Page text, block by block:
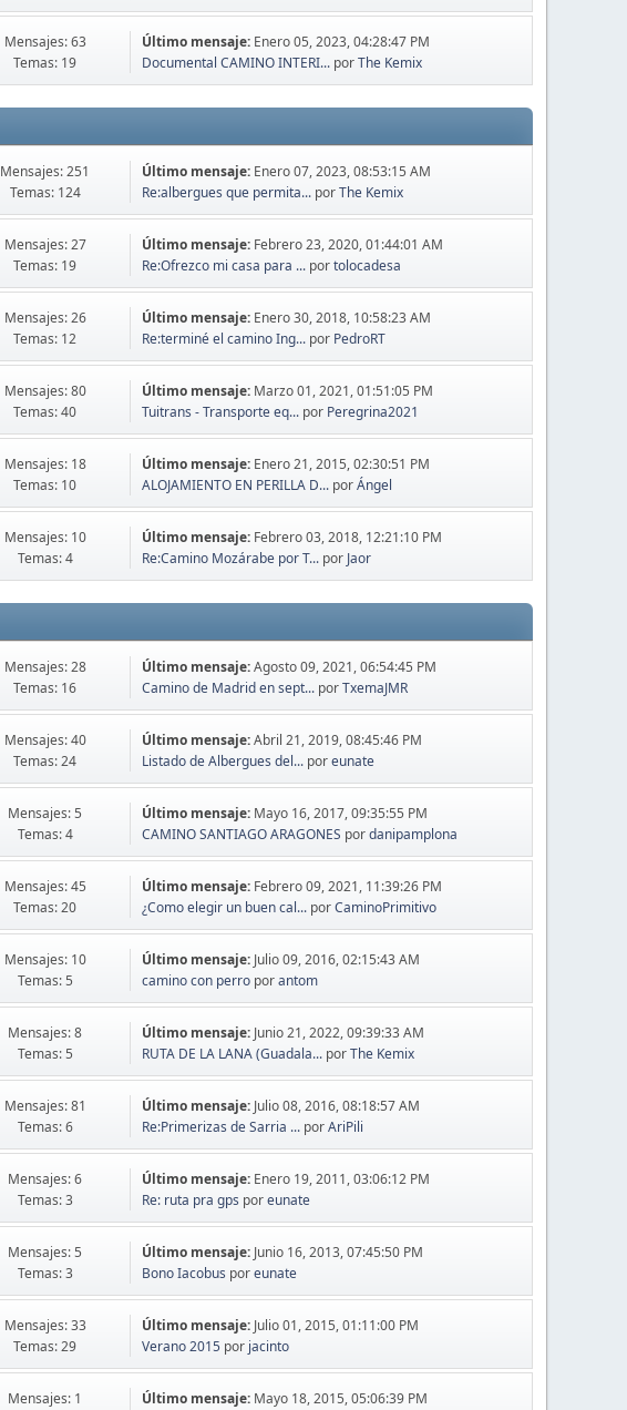
Mensajes: 63
Temas: 19
Último mensaje: Enero 05, 2023, 04:28:47 PM
Documental CAMINO INTERI... porThe Kemix
Mensajes: 251
Temas: 124
Último mensaje: Enero 07, 2023, 08:53:15 AM
Re:albergues que permita... porThe Kemix
Mensajes: 27
Temas: 19
Último mensaje: Febrero 23, 2020, 01:44:01 AM
Re:Ofrezco mi casa para ... portolocadesa
Mensajes: 26
Temas: 12
Último mensaje: Enero 30, 2018, 10:58:23 AM
Re:terminé el camino Ing... por PedroRT
Mensajes: 80
Temas: 40
Último mensaje: Marzo 01, 2021, 01:51:05 PM
Tuitrans - Transporte eq... por Peregrina2021
Mensajes: 18
Temas: 10
Último mensaje: Enero 21, 2015, 02:30:51 PM
ALOJAMIENTO EN PERILLA D... porÁngel
Mensajes: 10
Temas: 4
Último mensaje: Febrero 03, 2018, 12:21:10 PM
Re:Camino Mozárabe por T... por Jaor
Mensajes: 28
Temas: 16
Último mensaje:Agosto 09, 2021, 06:54:45 PM
Camino de Madrid en sept... porTxemaJMR
Mensajes: 40
Temas: 24
Último mensaje:Abril 21, 2019, 08:45:46 PM
Listado de Albergues del... poreunate
Mensajes: 5
Temas: 4
Último mensaje: Mayo 16, 2017, 09:35:55 PM
CAMINO SANTIAGO ARAGONES pordanipamplona
Mensajes: 45
Temas: 20
Último mensaje: Febrero 09, 2021, 11:39:26 PM
¿Como elegir un buen cal... porCaminoPrimitivo
Mensajes: 10
Temas: 5
Último mensaje: Julio 09, 2016, 02:15:43 AM
camino con perro porantom
Mensajes: 8
Temas: 5
Último mensaje: Junio 21, 2022, 09:39:33 AM
RUTA DE LA LANA (Guadala... porThe Kemix
Mensajes: 81
Temas: 6
Último mensaje: Julio 08, 2016, 08:18:57 AM
Re:Primerizas de Sarria ... porAriPili
Mensajes: 6
Temas: 3
Último mensaje: Enero 19, 2011, 03:06:12 PM
Re: ruta pra gps poreunate
Mensajes: 5
Temas: 3
Último mensaje: Junio 16, 2013, 07:45:50 PM
Bono Iacobus poreunate
Mensajes: 33
Temas: 29
Último mensaje: Julio 01, 2015, 01:11:00 PM
Verano 2015 por jacinto
Mensajes: 1 Último mensaje: Mayo 18, 2015, 05:06:39 PM